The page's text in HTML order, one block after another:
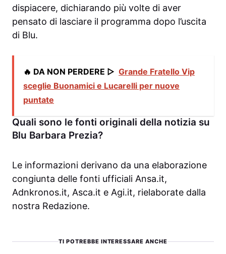
dispiacere, dichiarando più volte di aver
pensato di lasciare il programma dopo l’uscita
di Blu.
🔥 DA NON PERDERE ▷ Grande Fratello Vip
sceglie Buonamici e Lucarelli per nuove
puntate
Quali sono le fonti originali della notizia su
Blu Barbara Prezia?
Le informazioni derivano da una elaborazione
congiunta delle fonti ufficiali Ansa.it,
Adnkronos.it, Asca.it e Agi.it, rielaborate dalla
nostra Redazione.
TI POTREBBE INTERESSARE ANCHE